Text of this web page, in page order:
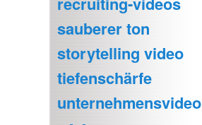
sauberer ton
storytelling video
tiefenschärfe
unternehmensvideo